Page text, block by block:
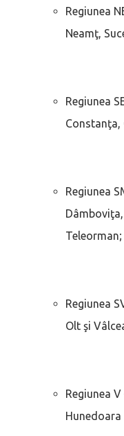
Regiunea
Neamţ,
Regiunea
Constanţa,
Regiunea
Teleorman;
Regiunea
Olt şi
Regiunea
Hunedoara